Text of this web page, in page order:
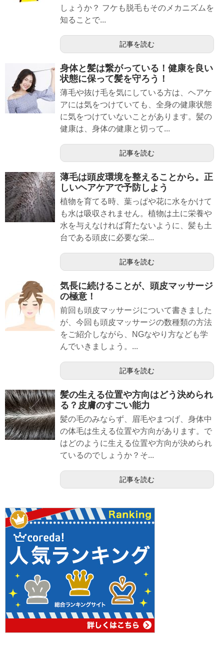
しょうか？ フケも脱毛もそのメカニズムを
知ることで...
記事を読む
身体と髪は繋がっている！健康を良い
状態に保って髪を守ろう！
薄毛や抜け毛を気にしている方は、ヘアケ
アには気をつけていても、全身の健康状態
に気をつけていないことがあります。髪の
健康は、身体の健康と切って...
記事を読む
薄毛は頭皮環境を整えることから。正
しいヘアケアで予防しよう
植物を育てる時、葉っぱや花に水をかけて
も水は吸収されません。植物は土に栄養や
水を与えなければ育たないように、髪も土
台である頭皮に必要な栄...
記事を読む
気長に続けることが、頭皮マッサージ
の極意！
前回も頭皮マッサージについて書きました
が、今回も頭皮マッサージの数種類の方法
をご紹介しながら、NGなやり方なども学
んでいきましょう。...
記事を読む
髪の生える位置や方向はどう決められ
る？皮膚のすごい能力
髪の毛のみならず、眉毛やまつげ、身体中
の体毛は生える位置や方向があります。で
はどのように生える位置や方向が決められ
ているのでしょうか？そ...
記事を読む